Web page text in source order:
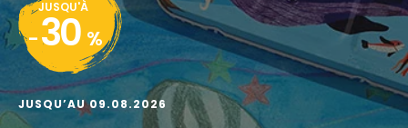
JUSQU'À
- 30 %
JUSQU’AU 09.08.2026